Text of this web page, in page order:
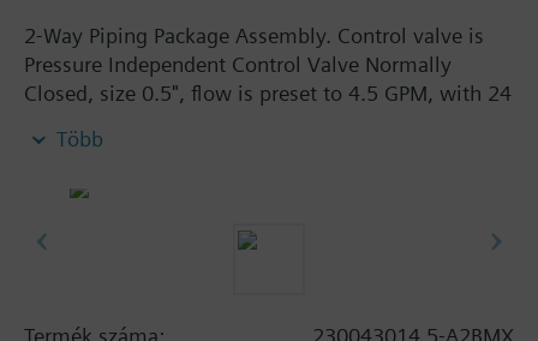
2-Way Piping Package Assembly. Control valve is
Pressure Independent Control Valve Normally
Closed, size 0.5", flow is preset to 4.5 GPM, with 24
Spring Return. The supply side has Y-Strainer with
and Isolation Valves are sized at 0.75". There are no
Több
Termék száma:
230043014.5-A2BMX